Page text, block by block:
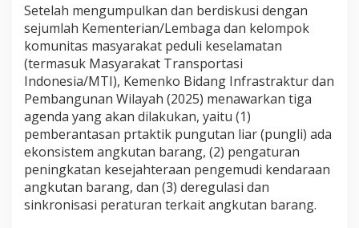
Setelah mengumpulkan dan berdiskusi dengan
sejumlah Kementerian/Lembaga dan kelompok
komunitas masyarakat peduli keselamatan
(termasuk Masyarakat Transportasi
Indonesia/MTI), Kemenko Bidang Infrastraktur dan
Pembangunan Wilayah (2025) menawarkan tiga
agenda yang akan dilakukan, yaitu (1)
pemberantasan prtaktik pungutan liar (pungli) ada
ekonsistem angkutan barang, (2) pengaturan
peningkatan kesejahteraan pengemudi kendaraan
angkutan barang, dan (3) deregulasi dan
sinkronisasi peraturan terkait angkutan barang.